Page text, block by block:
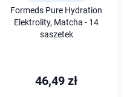
Formeds Pure Hydration
Elektrolity, Matcha - 14
saszetek
46,49 zł